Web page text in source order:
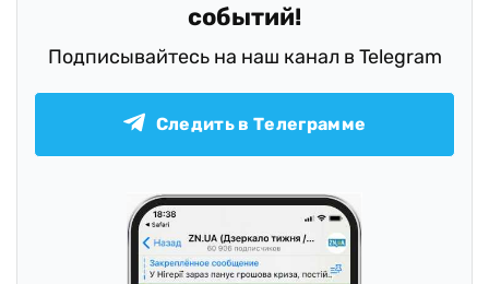
событий!
Подписывайтесь на наш канал в Telegram
Следить в Телеграмме